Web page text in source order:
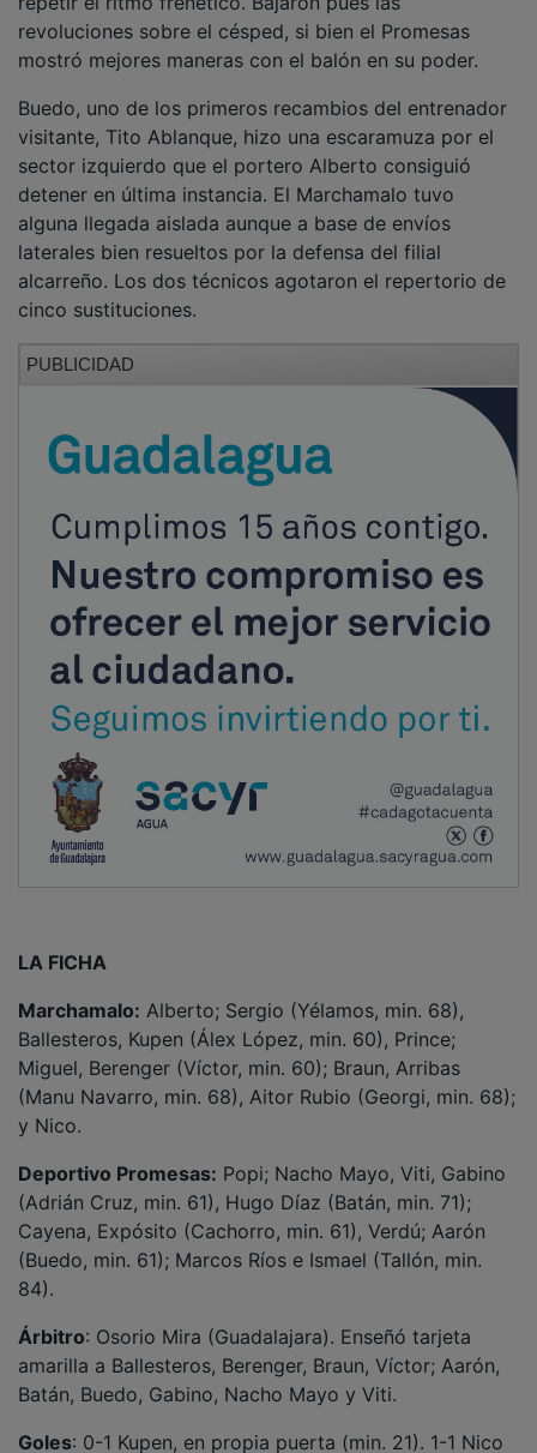
revoluciones sobre el césped, si bien el Promesas
mostró mejores maneras con el balón en su poder.
visitante, Tito Ablanque, hizo una escaramuza por el
sector izquierdo que el portero Alberto consiguió
detener en última instancia. El Marchamalo tuvo
alguna llegada aislada aunque a base de envíos
laterales bien resueltos por la defensa del filial
alcarreño. Los dos técnicos agotaron el repertorio de
cinco sustituciones.
Ballesteros, Kupen (Álex López, min. 60), Prince;
Miguel, Berenger (Víctor, min. 60); Braun, Arribas
(Manu Navarro, min. 68), Aitor Rubio (Georgi, min. 68);
y Nico.
(Adrián Cruz, min. 61), Hugo Díaz (Batán, min. 71);
Cayena, Expósito (Cachorro, min. 61), Verdú; Aarón
(Buedo, min. 61); Marcos Ríos e Ismael (Tallón, min.
84).
Árbitro
amarilla a Ballesteros, Berenger, Braun, Víctor; Aarón,
Batán, Buedo, Gabino, Nacho Mayo y Viti.